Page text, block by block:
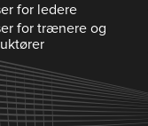
for ledere
for trænere og